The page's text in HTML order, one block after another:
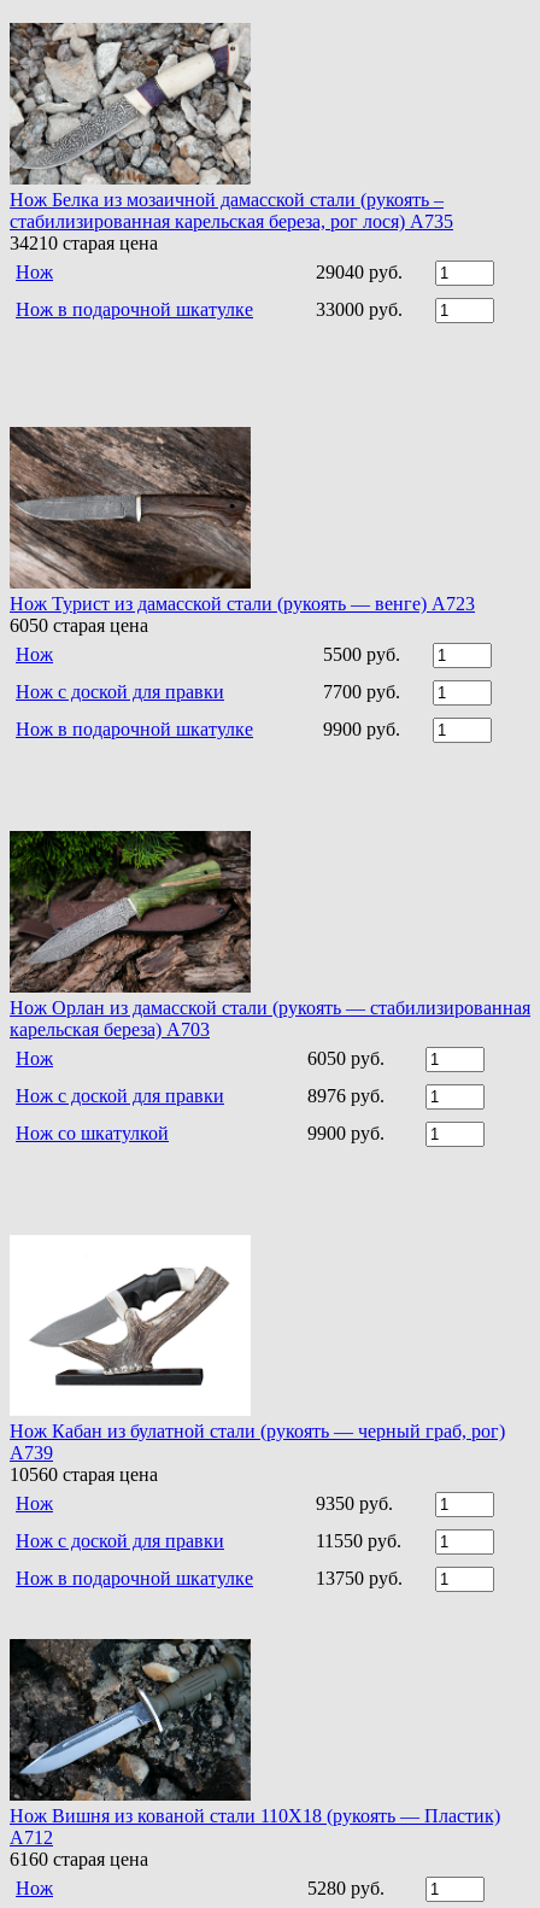
Нож Белка из мозаичной дамасской стали (рукоять –
стабилизированная карельская береза, рог лося) A735
34210 старая цена
Нож
29040 руб.
Нож в подарочной шкатулке
33000 руб.
Нож Турист из дамасской стали (рукоять — венге) A723
6050 старая цена
Нож
5500 руб.
Нож с доской для правки
7700 руб.
Нож в подарочной шкатулке
9900 руб.
Нож Орлан из дамасской стали (рукоять — стабилизированная
карельская береза) A703
Нож
6050 руб.
Нож с доской для правки
8976 руб.
Нож со шкатулкой
9900 руб.
Нож Кабан из булатной стали (рукоять — черный граб, рог)
A739
10560 старая цена
Нож
9350 руб.
Нож с доской для правки
11550 руб.
Нож в подарочной шкатулке
13750 руб.
Нож Вишня из кованой стали 110Х18 (рукоять — Пластик)
A712
6160 старая цена
Нож
5280 руб.